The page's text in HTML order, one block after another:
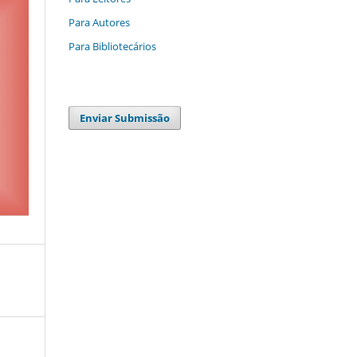
Para Autores
Para Bibliotecários
Enviar Submissão